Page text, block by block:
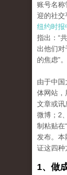
账号名
迎的社交
纽约时报
指出：“
出他们
的焦虑”。
由于中
体网站，
文章或讯
微博；2
制粘贴在
发布。
证这四种
1、做